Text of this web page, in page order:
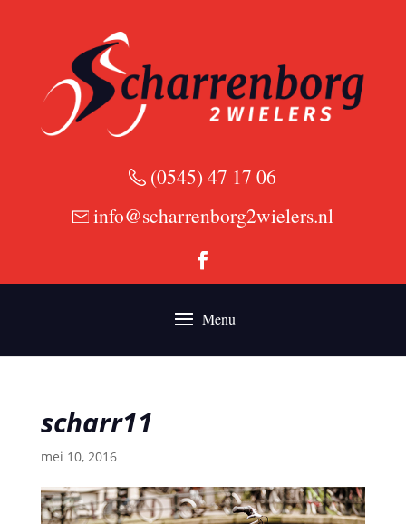
(0545) 47 17 06
info@scharrenborg2wielers.nl
scharr11
mei 10, 2016